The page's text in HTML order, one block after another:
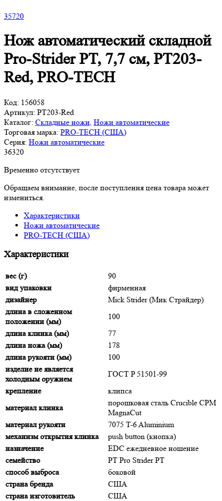
35720
Нож автоматический складной
Pro-Strider PT, 7,7 см, PT203-
Red, PRO-TECH
Код: 156058
Артикул: PT203-Red
Каталог: Складные ножи Ножи автоматические
Торговая марка: PRO-TECH (США)
Серия: Ножи автоматические
36320
Временно отсутствует
Обращаем внимание, после поступления цена товара может
измениться.
Характеристики
Ножи автоматические
PRO-TECH (США)
Характеристики
вес (г)
90
вид упаковки
фирменная
дизайнер
Mick Strider (Мик Страйдер)
длина в сложенном
положении (мм)
100
длина клинка (мм)
77
длина ножа (мм)
178
длина рукояти (мм)
100
изделие не является
холодным оружием
ГОСТ P 51501-99
крепление
клипса
материал клинка
порошковая сталь Crucible CPM
MagnaCut
материал рукояти
7075 T-6 Aluminium
механизм открытия клинка
push button (кнопка)
назначение
EDC ежедневное ношение
семейство
PT Pro Strider PT
способ выброса
боковой
страна бренда
США
страна изготовитель
США